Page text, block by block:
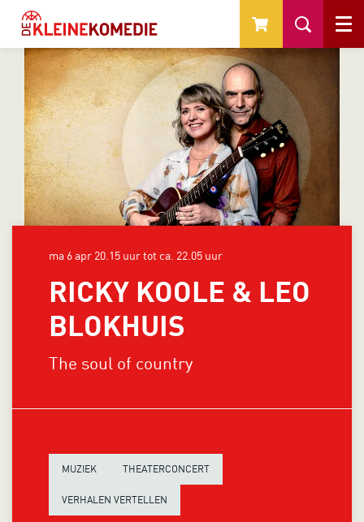
Menu
RICKY KOOLE & LEO
BLOKHUIS
The soul of country
ma 6 apr 20.15 uur tot ca. 22.05 uur
MUZIEK THEATERCONCERT
VERHALEN VERTELLEN